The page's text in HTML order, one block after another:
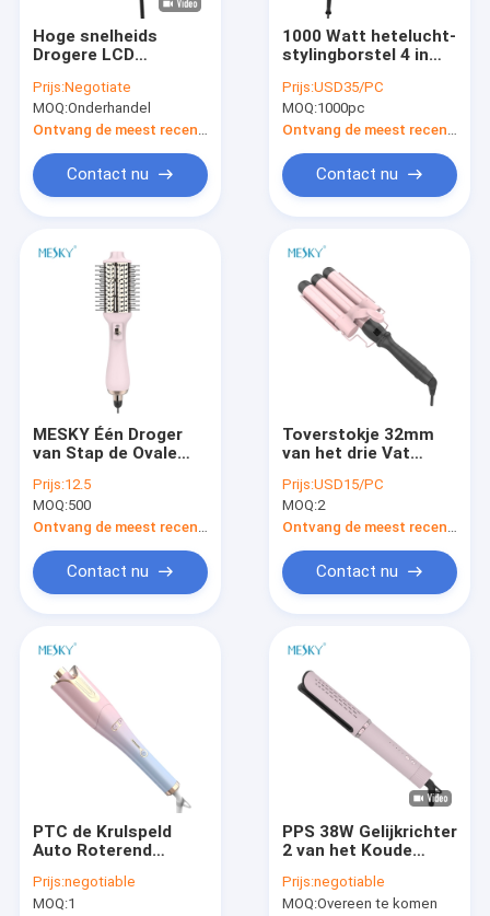
VR-show
Ongeveer ons
Fabrieksreis
Contacteer ons
Nieuws
Verzoek om een Citaat
Haar het Stileren hulpmiddelen
De Gelijkrichter van het titaniumhaar
Ceramische Haargelijkrichter
Hoge snelheids
Drogere LCD
met Magnetische
Verspreiderpijp
Prijs:Negotiate
MOQ:Onderhandel
Contact nu
1000 Watt hetelucht-
stylingborstel 4 in
Prijs:USD35/PC
MOQ:1000pc
Contact nu
MESKY Één Droger
van Stap de Ovale
Hair Brush voor Kort
Haar
Prijs:12.5
MOQ:500
Contact nu
Toverstokje 32mm
van het drie Vat
Ceramische
Tourmaline 1 Duim 3
Vathaar
Prijs:USD15/PC
MOQ:2
Contact nu
PTC de Krulspeld
Auto Roterend
van het
Verwarmer45w
Prijs:negotiable
MOQ:1
PPS 38W Gelijkrichter
2 van het Koude
Haargelijkrichter en
Krullend Ijzer
Prijs:negotiable
MOQ:Overeen te komen